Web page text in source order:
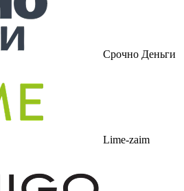
Срочно Деньги
Lime-zaim